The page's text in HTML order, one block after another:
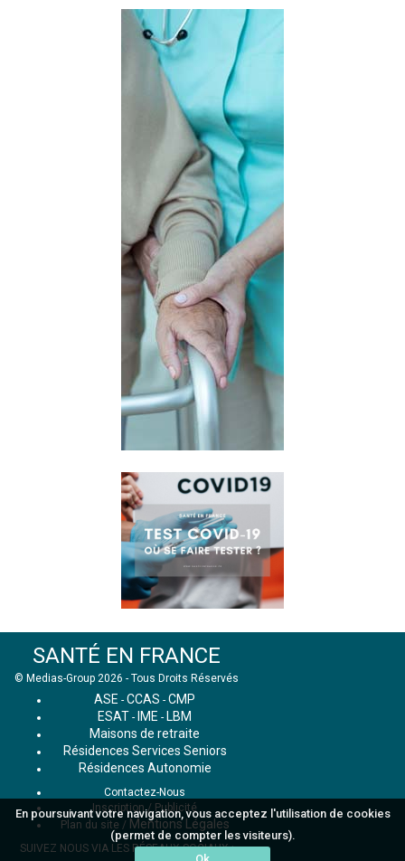
En poursuivant votre navigation, vous acceptez l'utilisation de cookies
(permet de compter les visiteurs).
SANTÉ EN FRANCE
© Medias-Group 2026 - Tous Droits Réservés
ASE - CCAS - CMP
ESAT - IME - LBM
Maisons de retraite
Résidences Services Seniors
Résidences Autonomie
Contactez-Nous
Inscription / Publicité
Plan du site / Mentions Légales
SUIVEZ NOUS VIA LES RÉSEAUX SOCIAUX :